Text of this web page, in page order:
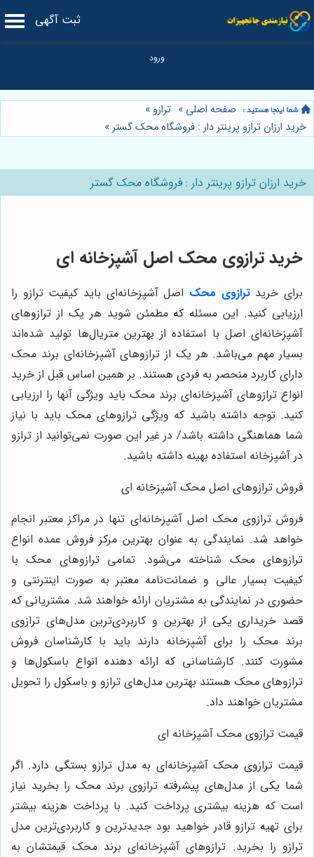
ثبت آگهی
صفحه اصلی » ترازو »
خرید ارزان ترازو پرینتر دار : فروشگاه محک گستر»
خرید ارزان ترازو پرینتر دار : فروشگاه محک گستر
خرید ترازوی محک اصل آشپزخانه ای
برای خرید ترازوی محک اصل آشپزخانه‌ای باید کیفیت ترازو را
ارزیابی کنید. این مسئله که مطمئن شوید هر یک از ترازوهای
آشپزخانه‌ای اصل با استفاده از بهترین متریال‌ها تولید شده‌اند
بسیار مهم می‌باشد. هر یک از ترازوهای آشپزخانه‌ای برند محک
دارای کاربرد منحصر به فردی هستند. بر همین اساس قبل از خرید
انواع ترازوهای آشپزخانه‌ای برند محک باید ویژگی آنها را ارزیابی
کنید. توجه داشته باشید که ویژگی ترازوهای محک باید با نیاز
شما هماهنگی داشته باشد/ در غیر این صورت نمی‌توانید از ترازو
در آشپزخانه استفاده بهینه داشته باشید.
فروش ترازوهای اصل محک آشپزخانه ای
فروش ترازوی محک اصل آشپزخانه‌ای تنها در مراکز معتبر انجام
خواهد شد. نمایندگی به عنوان بهترین مرکز فروش عمده انواع
ترازوهای محک شناخته می‌شود. تمامی ترازوهای محک با
کیفیت بسیار عالی و ضمانت‌نامه معتبر به صورت اینترنتی و
حضوری در نمایندگی به مشتریان ارائه خواهند شد. مشتریانی که
قصد خریداری یکی از بهترین و کاربردی‌ترین مدل‌های ترازوی
برند محک را برای آشپزخانه دارند باید با کارشناسان فروش
مشورت کنند. کارشناسانی که ارائه دهنده انواع باسکول‌ها و
ترازوهای محک هستند بهترین مدل‌های ترازو و باسکول را تحویل
مشتریان خواهند داد.
قیمت ترازوی محک آشپزخانه ای
قیمت ترازوی محک آشپزخانه‌ای به مدل ترازو بستگی دارد. اگر
شما یکی از مدل‌های پیشرفته ترازوی برند محک را بخرید نیاز
است که هزینه بیشتری پرداخت کنید. با پرداخت هزینه بیشتر
برای تهیه ترازو قادر خواهید بود جدیدترین و کاربردی‌ترین مدل
ترازو را بخرید. ترازوهای آشپزخانه‌ای برند محک قیمتشان به